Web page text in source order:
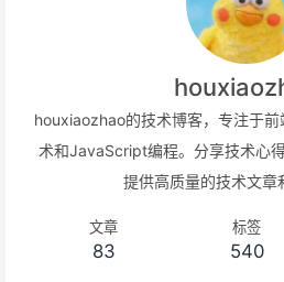
houxiaozhao的技术博客，专注于
术和JavaScript编程。分享技术心
提供高质量的技术文章
文章
83
标签
540